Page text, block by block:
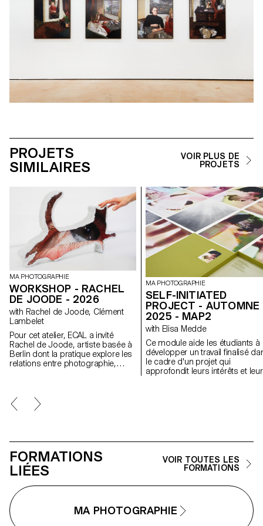
PROJETS
SIMILAIRES
VOIR PLUS DE
PROJETS
MA PHOTOGRAPHIE
WORKSHOP - RACHEL
DE JOODE - 2026
with Rachel de Joode, Clément
Lambelet
Pour cet atelier, ECAL a invité
Rachel de Joode, artiste basée à
Berlin dont la pratique explore les
relations entre photographie,
transformation d’images
photographiques en formes
considérant les images comme
des surfaces à découper, plier,
superposer et assembler pour
créer des objets sculpturaux. À
travers des tests rapides et des
expérimentations matérielles,
l’atelier a encouragé les
étudiant·e·s à naviguer
MA PHOTOGRAPHIE
SELF-INITIATED
PROJECT - AUTOMNE
2025 - MAP2
with Elisa Medde
Ce module aide les étudiants à
développer un travail finalisé
le cadre d'un projet qui
approfondit leurs intérêts et
installation, un projet en ligne,
performance.
FORMATIONS
LIÉES
VOIR TOUTES LES
FORMATIONS
MA PHOTOGRAPHIE